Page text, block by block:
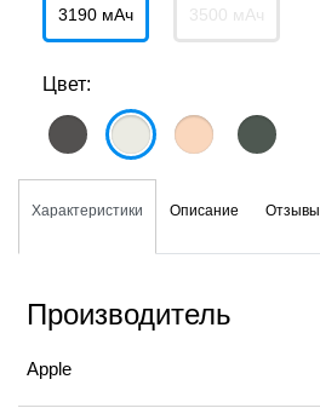
3190 мАч 3500 мАч
Цвет:
Описание
Характеристики Отзывы
Производитель
Apple